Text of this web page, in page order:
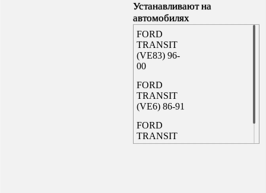
Устанавливают на
автомобилях
FORD
TRANSIT
(VE83) 96-
00
FORD
TRANSIT
(VE6) 86-91
FORD
TRANSIT
(VE64) 92-